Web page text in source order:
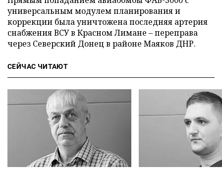
универсальным модулем планирования и
коррекции была уничтожена последняя артерия
снабжения ВСУ в Красном Лимане – переправа
через Северский Донец в районе Маяков ДНР.
СЕЙЧАС ЧИТАЮТ